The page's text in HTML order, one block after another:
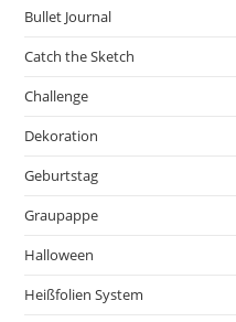
Bullet Journal
Catch the Sketch
Challenge
Dekoration
Geburtstag
Graupappe
Halloween
Heißfolien System